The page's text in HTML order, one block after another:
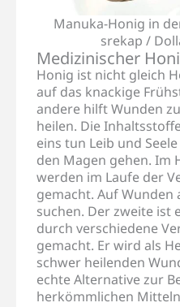
Manuka-Honig in
srekap /
Medizinischer
Honig ist nicht gleich
auf das knackige
andere hilft Wunden
heilen. Die
eins tun Leib und
den Magen gehen. Im
werden im Laufe der
gemacht. Auf Wunden
suchen. Der zweite ist
durch verschiedene
gemacht. Er wird als
schwer heilenden
echte Alternative zur
herkömmlichen